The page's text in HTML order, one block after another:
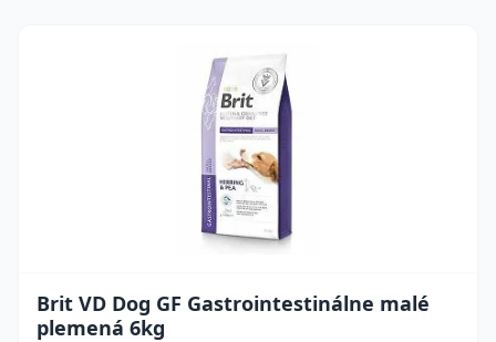
Brit VD Dog GF Gastrointestinálne malé
plemená 6kg